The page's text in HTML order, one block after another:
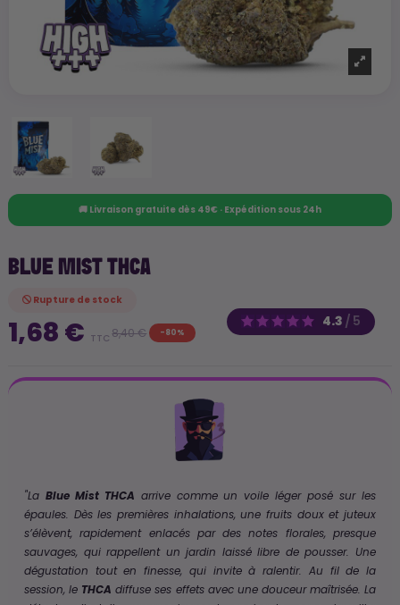
🚚 Livraison gratuite dès 49€ · Expédition sous 24h
BLUE MIST THCA
4.3 / 5
Rupture de stock
1,68 € TTC 8,40 € -80%
"La Blue Mist THCA arrive comme un voile léger posé sur les
épaules. Dès les premières inhalations, une fruits doux et juteux
s’élèvent, rapidement enlacés par des notes florales, presque
sauvages, qui rappellent un jardin laissé libre de pousser. Une
dégustation tout en finesse, qui invite à ralentir. Au fil de la
session, le THCA diffuse ses effets avec une douceur maîtrisée. La